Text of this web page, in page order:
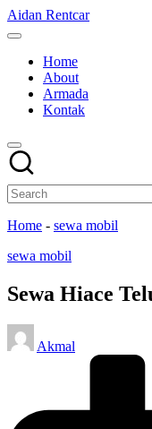
Skip
to
Aidan Rentcar
Rental
MurahHome
About
Armada
Kontak
Home - sewa mobil
Posted
sewa mobil
Sewa Hiace
Posted
by
Akmal